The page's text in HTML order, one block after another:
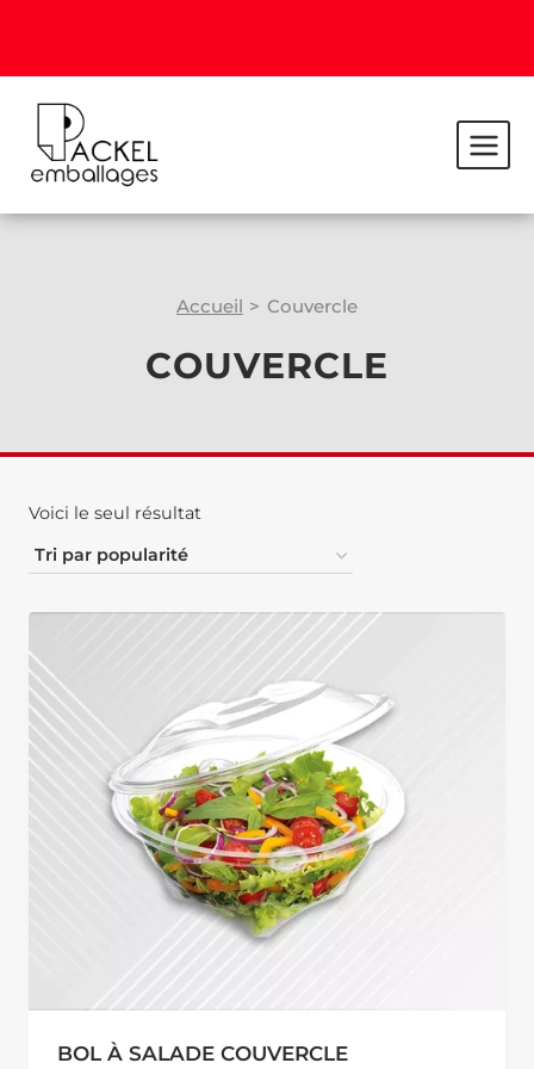
Accueil >Couvercle
COUVERCLE
Voici le seul résultat
BOL À SALADE COUVERCLE